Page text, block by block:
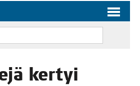
kertyi